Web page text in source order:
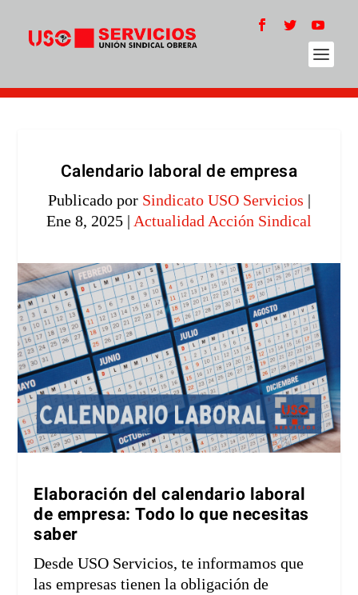
Calendario laboral de empresa
Publicado por Sindicato USO Servicios |
Ene 8, 2025 | Actualidad Acción Sindical
Elaboración del calendario laboral
de empresa: Todo lo que necesitas
saber
Desde USO Servicios, te informamos que
las empresas tienen la obligación de